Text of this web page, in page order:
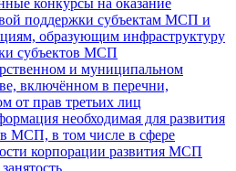
конкурсы на оказание
поддержки субъектам МСП и
образующим инфраструктуру
субъектов МСП
и муниципальном
включённом в перечни,
от прав третьих лиц
необходимая для развития
МСП, в том числе в сфере
корпорации развития МСП